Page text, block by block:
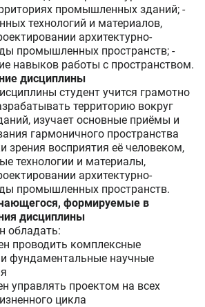
промышленных зданий; -
технологий и материалов,
архитектурно-
промышленных пространств; -
навыков работы с пространством.
дисциплины
студент учится грамотно
территорию вокруг
изучает основные приёмы и
гармоничного пространства
зрения восприятия её человеком,
технологии и материалы,
архитектурно-
промышленных пространств.
формируемые в
дисциплины
обладать:
проводить комплексные
фундаментальные научные
управлять проектом на всех
цикла